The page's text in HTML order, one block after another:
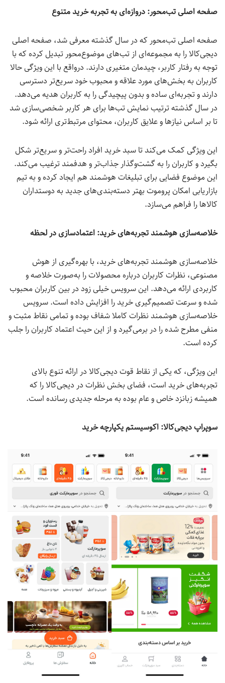
صفحه اصلی تب‌محور: دروازه‌ای به تجربه خرید متنوع
صفحه اصلی تب‌محور که در سال گذشته معرفی شد، صفحه اصلی
دیجی‌کالا را به مجموعه‌ای از تب‌های موضوع‌محور تبدیل کرده که با
توجه به رفتار کاربر، چیدمان متغیری دارند. درواقع با این ویژگی حالا
کاربران به بخش‌های مورد علاقه و محبوب خود سریع‌تر دسترسی
دارند و تجربه‌ای ساده و بدون پیچیدگی را به کاربران هدیه می‌دهد.
در سال گذشته ترتیب نمایش تب‌ها برای هر کاربر شخصی‌سازی شد
تا بر اساس نیازها و علایق کاربران، محتوای مرتبط‌تری ارائه شود.
این ویژگی کمک می‌کند تا سبد خرید افراد راحت‌تر و سریع‌تر شکل
بگیرد و کاربران را به گشت‌وگذار جذاب‌تر و هدفمند ترغیب می‌کند.
این موضوع فضایی برای تبلیغات هوشمند هم ایجاد کرده و به تیم
بازاریابی امکان پروموت بهتر دسته‌بندی‌های جدید به دوستداران
کالاها را فراهم می‌سازد.
خلاصه‌سازی هوشمند تجربه‌های خرید: اعتمادسازی در لحظه
خلاصه‌سازی هوشمند تجربه‌های خرید، با بهره‌گیری از هوش
مصنوعی، نظرات کاربران درباره محصولات را به‌صورت خلاصه و
کاربردی ارائه می‌دهد. این سرویس خیلی زود در بین کاربران محبوب
شده و سرعت تصمیم‌گیری خرید را افزایش داده است. سرویس
خلاصه‌سازی هوشمند نظرات کاملا شفاف بوده و تمامی نقاط مثبت و
منفی مطرح شده را در برمی‌گیرد و از این حیث اعتماد کاربران را جلب
کرده است.
این ویژگی، که یکی از نقاط قوت دیجی‌کالا در ارائه تنوع بالای
تجربه‌های خرید است، فضای بخش نظرات در دیجی‌کالا را که
همیشه زبانزد خاص و عام بوده به مرحله جدیدی رسانده است.
سوپراپ دیجی‌کالا: اکوسیستم یکپارچه خرید